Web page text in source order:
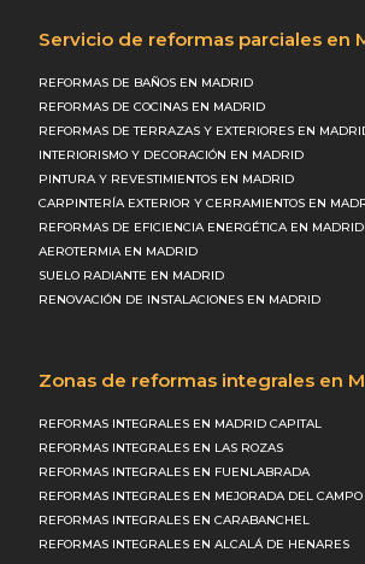
Servicio de reformas parciales en
REFORMAS DE BAÑOS EN MADRID
REFORMAS DE COCINAS EN MADRID
REFORMAS DE TERRAZAS Y EXTERIORES EN
INTERIORISMO Y DECORACIÓN EN MADRID
PINTURA Y REVESTIMIENTOS EN MADRID
CARPINTERÍA EXTERIOR Y CERRAMIENTOS EN
REFORMAS DE EFICIENCIA ENERGÉTICA EN MADRID
AEROTERMIA EN MADRID
SUELO RADIANTE EN MADRID
RENOVACIÓN DE INSTALACIONES EN MADRID
Zonas de reformas integrales en
REFORMAS INTEGRALES EN MADRID CAPITAL
REFORMAS INTEGRALES EN LAS ROZAS
REFORMAS INTEGRALES EN FUENLABRADA
REFORMAS INTEGRALES EN MEJORADA DEL CAMPO
REFORMAS INTEGRALES EN CARABANCHEL
REFORMAS INTEGRALES EN ALCALÁ DE HENARES